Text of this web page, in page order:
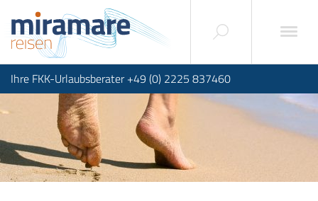
Ihre FKK-Urlaubsberater +49 (0) 2225 837460